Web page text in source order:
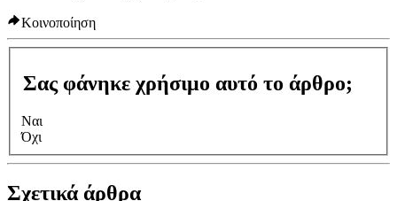
Κοινοποίηση
Σας φάνηκε χρήσιμο αυτό το άρθρο;
Ναι
Όχι
Σχετικά άρθρα